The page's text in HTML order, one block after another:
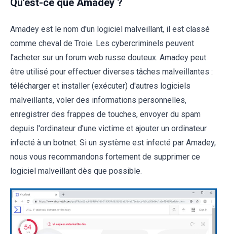
Qu'est-ce que Amadey ?
Amadey est le nom d'un logiciel malveillant, il est classé
comme cheval de Troie. Les cybercriminels peuvent
l'acheter sur un forum web russe douteux. Amadey peut
être utilisé pour effectuer diverses tâches malveillantes :
télécharger et installer (exécuter) d'autres logiciels
malveillants, voler des informations personnelles,
enregistrer des frappes de touches, envoyer du spam
depuis l'ordinateur d'une victime et ajouter un ordinateur
infecté à un botnet. Si un système est infecté par Amadey,
nous vous recommandons fortement de supprimer ce
logiciel malveillant dès que possible.